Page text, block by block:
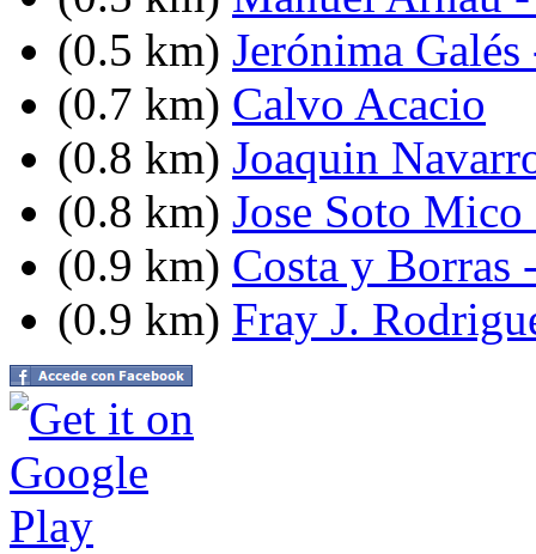
(0.5 km) Jerónima
(0.7 km) Calvo Acacio
(0.8 km) Joaquin
(0.8 km) Jose Soto
(0.9 km) Costa y Borras
(0.9 km) Fray J.